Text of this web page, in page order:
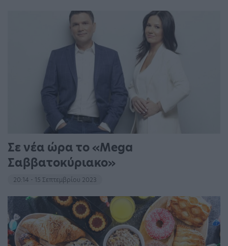
Σε νέα ώρα το «Mega
Σαββατοκύριακο»
20:14 - 15 Σεπτεμβρίου 2023